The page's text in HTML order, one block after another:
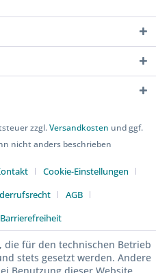
zzgl.Versandkosten und ggf.
nicht anders beschrieben
Cookie-Einstellungen
AGB
die für den technischen Betrieb
stets gesetzt werden. Andere